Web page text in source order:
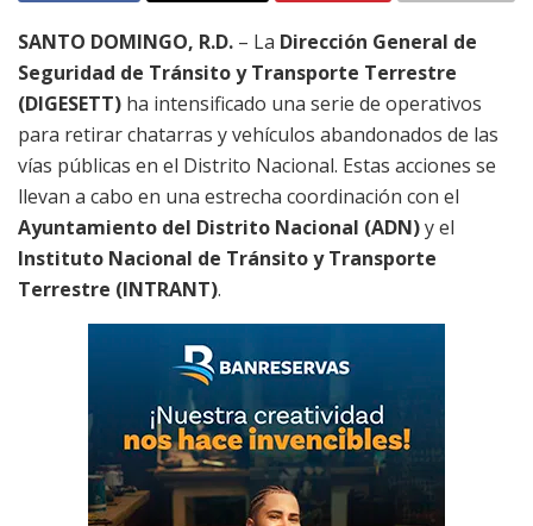
SANTO DOMINGO, R.D. – La Dirección General de
Seguridad de Tránsito y Transporte Terrestre
(DIGESETT) ha intensificado una serie de operativos
para retirar chatarras y vehículos abandonados de las
vías públicas en el Distrito Nacional. Estas acciones se
llevan a cabo en una estrecha coordinación con el
Ayuntamiento del Distrito Nacional (ADN)y el
Instituto Nacional de Tránsito y Transporte
Terrestre (INTRANT).